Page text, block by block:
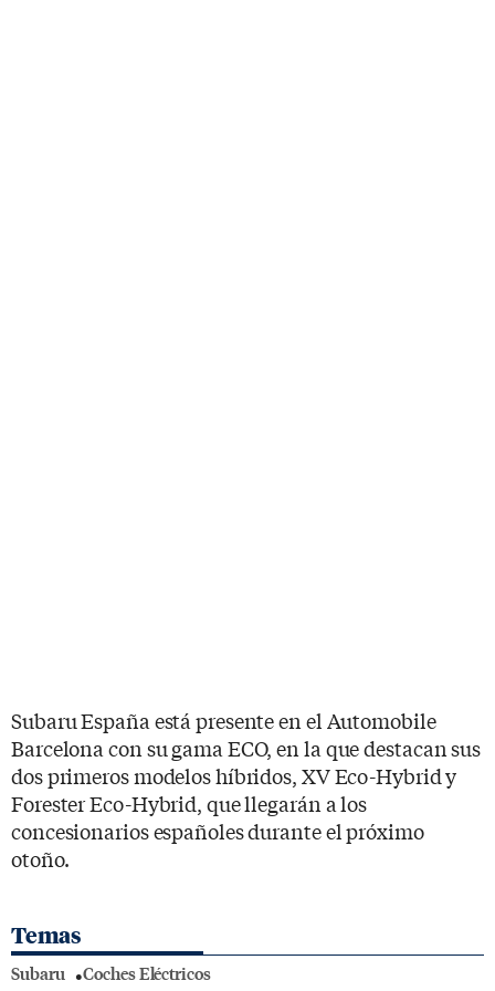
Subaru España está presente en el Automobile
Barcelona con su gama ECO, en la que destacan sus
dos primeros modelos híbridos, XV Eco-Hybrid y
Forester Eco-Hybrid, que llegarán a los
concesionarios españoles durante el próximo
otoño.
Temas
Subaru Coches Eléctricos